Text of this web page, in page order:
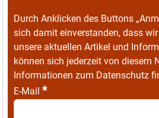
Durch Anklicken des Buttons
sich damit einverstanden, dass
unsere aktuellen Artikel und
können sich jederzeit von diesem
Informationen zum Datenschutz
E-Mail *